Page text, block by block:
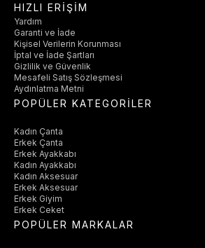
HIZLI ERİŞİM
Yardım
Garanti ve İade
Kişisel Verilerin Korunması
İptal ve İade Şartları
Gizlilik ve Güvenlik
Mesafeli Satış Sözleşmesi
Aydınlatma Metni
POPÜLER KATEGORİLER
Kadın Çanta
Erkek Çanta
Erkek Ayakkabı
Kadın Ayakkabı
Kadın Aksesuar
Erkek Aksesuar
Erkek Giyim
Erkek Ceket
POPÜLER MARKALAR